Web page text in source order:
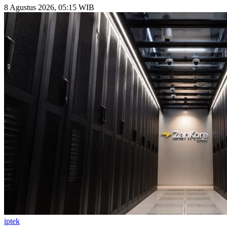
8 Agustus 2026, 05:15 WIB
iptek